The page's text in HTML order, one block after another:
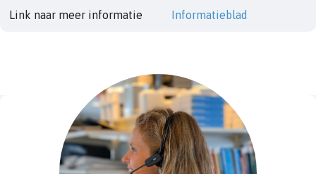
Link naar meer informatie Informatieblad